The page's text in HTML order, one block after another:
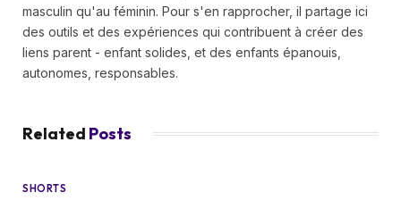
masculin qu'au féminin. Pour s'en rapprocher, il partage ici
des outils et des expériences qui contribuent à créer des
liens parent - enfant solides, et des enfants épanouis,
autonomes, responsables.
Related Posts
SHORTS